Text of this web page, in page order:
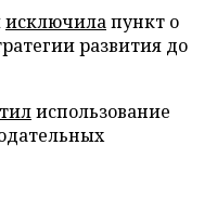
исключилапункт о
развития до
использование